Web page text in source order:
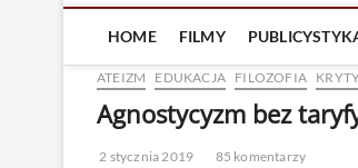
HOME FILMY
ATEIZM EDUKACJA FILOZOFIA
Agnostycyzm bez
2 stycznia 2019
85 komentarzy